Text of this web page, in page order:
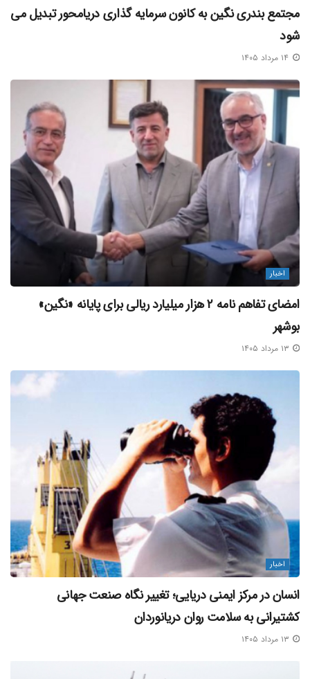
مجتمع بندری نگین به کانون سرمایه‌ گذاری دریامحور تبدیل می‌
شود
اخبار
امضای تفاهم‌ نامه ۲ هزار میلیارد ریالی برای پایانه «نگین»
بوشهر
اخبار
انسان در مرکز ایمنی دریایی؛ تغییر نگاه صنعت جهانی
کشتیرانی به سلامت روان دریانوردان